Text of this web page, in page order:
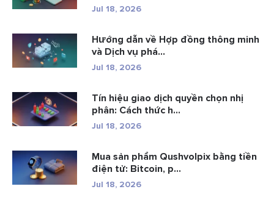
Jul 18, 2026
Hướng dẫn về Hợp đồng thông minh
và Dịch vụ phá...
Jul 18, 2026
Tín hiệu giao dịch quyền chọn nhị
phân: Cách thức h...
Jul 18, 2026
Mua sản phẩm Qushvolpix bằng tiền
điện tử: Bitcoin, p...
Jul 18, 2026